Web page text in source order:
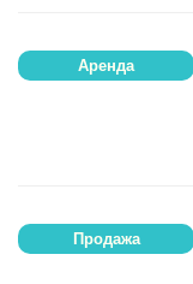
Аренда
Продажа